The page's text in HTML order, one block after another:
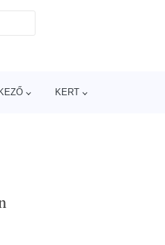
KERT